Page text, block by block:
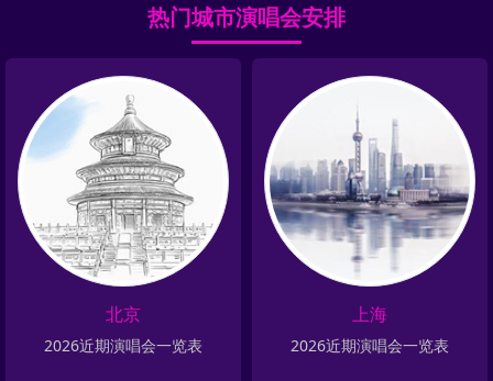
热门城市演唱会安排
北京
2026近期演唱会一览表
上海
2026近期演唱会一览表